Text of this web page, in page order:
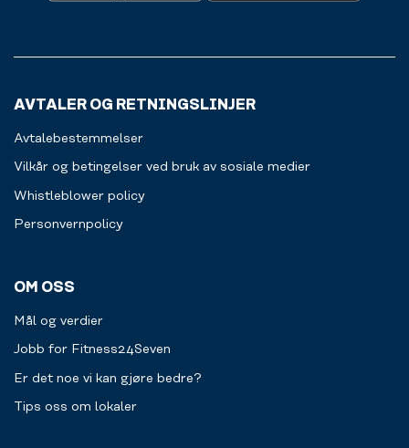
AVTALER OG RETNINGSLINJER
Avtalebestemmelser
Vilkår og betingelser ved bruk av sosiale medier
Whistleblower policy
Personvernpolicy
OM OSS
Mål og verdier
Jobb for Fitness24Seven
Er det noe vi kan gjøre bedre?
Tips oss om lokaler